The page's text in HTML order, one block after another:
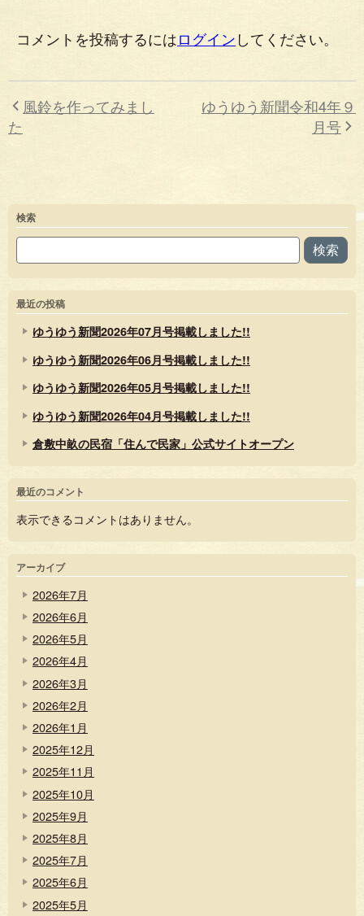
コメントを投稿するにはログインしてください。
風鈴を作ってみまし
た
ゆうゆう新聞令和4年９
月号
検索
検索
最近の投稿
ゆうゆう新聞2026年07月号掲載しました!!
ゆうゆう新聞2026年06月号掲載しました!!
ゆうゆう新聞2026年05月号掲載しました!!
ゆうゆう新聞2026年04月号掲載しました!!
倉敷中畝の民宿「住んで民家」公式サイトオープン
最近のコメント
表示できるコメントはありません。
アーカイブ
2026年7月
2026年6月
2026年5月
2026年4月
2026年3月
2026年2月
2026年1月
2025年12月
2025年11月
2025年10月
2025年9月
2025年8月
2025年7月
2025年6月
2025年5月